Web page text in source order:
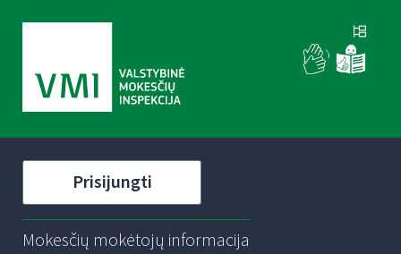
Prisijungti
Mokesčių mokėtojų informacija